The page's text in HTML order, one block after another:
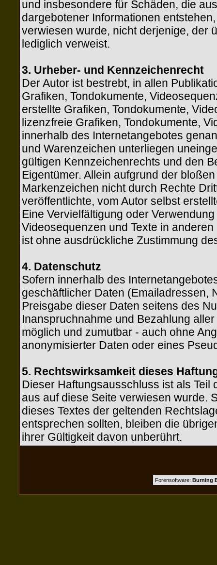
und insbesondere für Schäden, die
dargebotener Informationen
verwiesen wurde, nicht derjenige, der
lediglich verweist.
3. Urheber- und Kennzeichenrecht
Der Autor ist bestrebt, in allen
Grafiken, Tondokumente,
erstellte Grafiken, Tondokumente,
lizenzfreie Grafiken, Tondokumente,
innerhalb des Internetangebotes
und Warenzeichen unterliegen
gültigen Kennzeichenrechts und den
Eigentümer. Allein aufgrund der
Markenzeichen nicht durch Rechte
veröffentlichte, vom Autor selbst
Eine Vervielfältigung oder
Videosequenzen und Texte in
ist ohne ausdrückliche Zustimmung
4. Datenschutz
Sofern innerhalb des
geschäftlicher Daten (Emailadressen,
Preisgabe dieser Daten seitens des
Inanspruchnahme und Bezahlung
möglich und zumutbar - auch ohne
anonymisierter Daten oder eines
5. Rechtswirksamkeit dieses
Dieser Haftungsausschluss ist als
aus auf diese Seite verwiesen wurde.
dieses Textes der geltenden
entsprechen sollten, bleiben die
ihrer Gültigkeit davon unberührt.
Forensoftware: Burning